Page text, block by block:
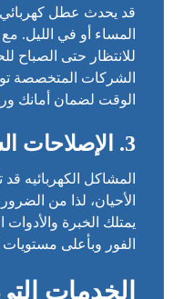
قد يحدث عطل
المساء أو في الليل.
للانتظار حتى الصباح
الشركات المتخصصة
الوقت لضمان أمانك
3. الإصلاحات
المشاكل الكهربائيه
الأحيان، لذا من
يمتلك الخبرة
الفور وبأعلى مستويات
الخدمات